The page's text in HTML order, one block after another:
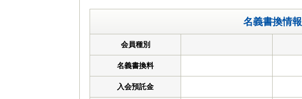
名義書換情報
会員種別
名義書換料
入会預託金